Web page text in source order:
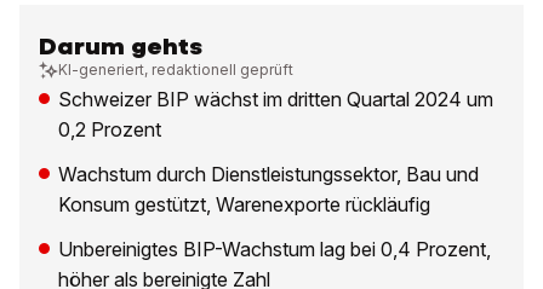
Darum gehts
KI-generiert, redaktionell geprüft
Schweizer BIP wächst im dritten Quartal 2024 um
0,2 Prozent
Wachstum durch Dienstleistungssektor, Bau und
Konsum gestützt, Warenexporte rückläufig
Unbereinigtes BIP-Wachstum lag bei 0,4 Prozent,
höher als bereinigte Zahl